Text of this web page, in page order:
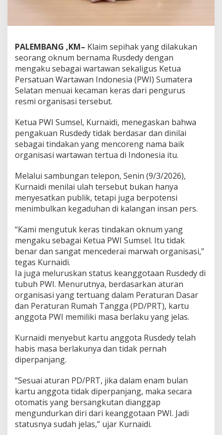
t
K
a
t
u
A
n
o
t
a
M
i
,
K
l
a
m
J
a
a
t
a
n
D
i
n
l
a
e
d
e
r
a
i
M
PALEMBANG ,KM– Klaim sepihak yang dilakukan
seorang oknum bernama Rusdedy dengan
mengaku sebagai wartawan sekaligus Ketua
Persatuan Wartawan Indonesia (PWI) Sumatera
Selatan menuai kecaman keras dari pengurus
resmi organisasi tersebut.
Ketua PWI Sumsel, Kurnaidi, menegaskan bahwa
pengakuan Rusdedy tidak berdasar dan dinilai
sebagai tindakan yang mencoreng nama baik
organisasi wartawan tertua di Indonesia itu.
Melalui sambungan telepon, Senin (9/3/2026),
Kurnaidi menilai ulah tersebut bukan hanya
menyesatkan publik, tetapi juga berpotensi
menimbulkan kegaduhan di kalangan insan pers.
“Kami mengutuk keras tindakan oknum yang
mengaku sebagai Ketua PWI Sumsel. Itu tidak
benar dan sangat mencederai marwah organisasi,”
tegas Kurnaidi.
Ia juga meluruskan status keanggotaan Rusdedy di
tubuh PWI. Menurutnya, berdasarkan aturan
organisasi yang tertuang dalam Peraturan Dasar
dan Peraturan Rumah Tangga (PD/PRT), kartu
anggota PWI memiliki masa berlaku yang jelas.
Kurnaidi menyebut kartu anggota Rusdedy telah
habis masa berlakunya dan tidak pernah
diperpanjang.
“Sesuai aturan PD/PRT, jika dalam enam bulan
kartu anggota tidak diperpanjang, maka secara
otomatis yang bersangkutan dianggap
mengundurkan diri dari keanggotaan PWI. Jadi
statusnya sudah jelas,” ujar Kurnaidi.